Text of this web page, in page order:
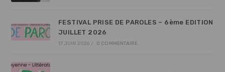
FESTIVAL PRISE DE PAROLES – 6ème EDITION
JUILLET 2026
17 JUIN 2026 / 0 COMMENTAIRE